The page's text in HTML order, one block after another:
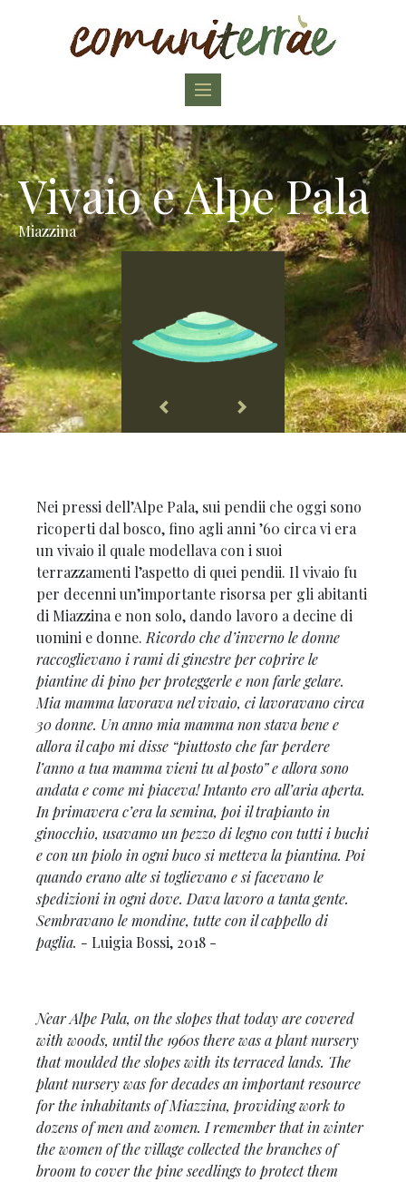
Toggle
Vivaio e Alpe Pala
Miazzina
Nei pressi dell’Alpe Pala, sui pendii che oggi sono
ricoperti dal bosco, fino agli anni ’60 circa vi era
un vivaio il quale modellava con i suoi
terrazzamenti l’aspetto di quei pendii. Il vivaio fu
per decenni un’importante risorsa per gli abitanti
di Miazzina e non solo, dando lavoro a decine di
uomini e donne. Ricordo che d’inverno le donne
raccoglievano i rami di ginestre per coprire le
piantine di pino per proteggerle e non farle gelare.
Mia mamma lavorava nel vivaio, ci lavoravano circa
30 donne. Un anno mia mamma non stava bene e
allora il capo mi disse “piuttosto che far perdere
l’anno a tua mamma vieni tu al posto” e allora sono
andata e come mi piaceva! Intanto ero all’aria aperta.
In primavera c’era la semina, poi il trapianto in
ginocchio, usavamo un pezzo di legno con tutti i buchi
e con un piolo in ogni buco si metteva la piantina. Poi
quando erano alte si toglievano e si facevano le
spedizioni in ogni dove. Dava lavoro a tanta gente.
Sembravano le mondine, tutte con il cappello di
paglia. - Luigia Bossi, 2018 -
Near Alpe Pala, on the slopes that today are covered
with woods, until the 1960s there was a plant nursery
that moulded the slopes with its terraced lands. The
plant nursery was for decades an important resource
for the inhabitants of Miazzina, providing work to
dozens of men and women. I remember that in winter
the women of the village collected the branches of
broom to cover the pine seedlings to protect them